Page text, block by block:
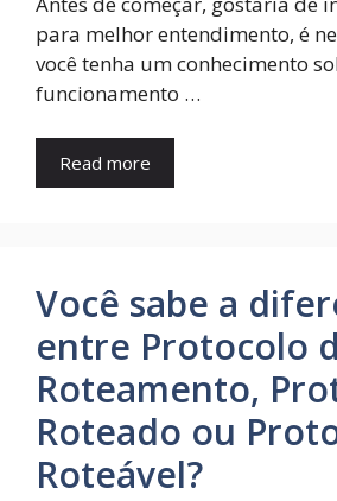
para melhor entendimento, é
você tenha um conhecimento
funcionamento …
Read more
Você sabe a
entre Protocolo
Roteamento,
Roteado ou
Roteável?